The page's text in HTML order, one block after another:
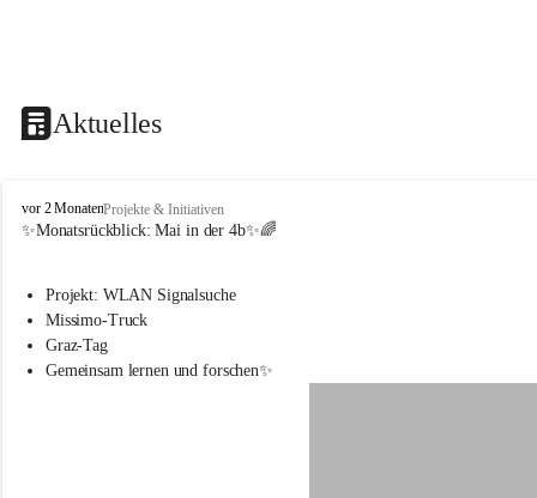
Aktuelles
V
o
s
s
c
vor 2 MonatenProjekte & Initiativen
✨Monatsrückblick: Mai in der 4b✨🌈
Projekt: WLAN Signalsuche
Missimo-Truck
Graz-Tag
Gemeinsam lernen und forschen✨